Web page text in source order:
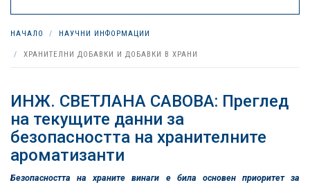
НАЧАЛО НАУЧНИ ИНФОРМАЦИИ
ХРАНИТЕЛНИ ДОБАВКИ И ДОБАВКИ В ХРАНИ
ИНЖ. СВЕТЛАНА САВОВА: Преглед
на текущите данни за
безопасността на хранителните
ароматизанти
Безопасността на храните винаги е била основен приоритет за